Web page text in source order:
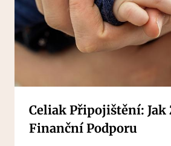
Celiak Připojištění: Jak
Finanční Podporu